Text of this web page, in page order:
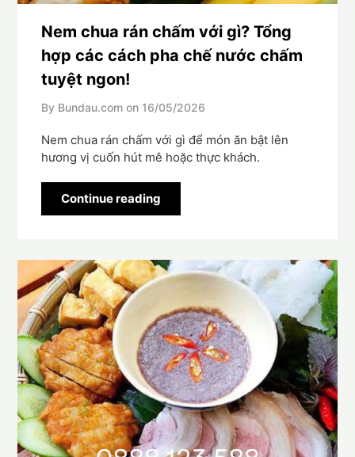
Nem chua rán chấm với gì? Tổng
hợp các cách pha chế nước chấm
tuyệt ngon!
By Bundau.com on 16/05/2026
Nem chua rán chấm với gì để món ăn bật lên
hương vị cuốn hút mê hoặc thực khách.
Continue reading